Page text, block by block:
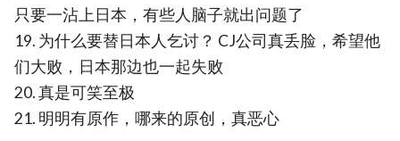
只要一沾上日本，有些人脑子就出问题了
19. 为什么要替日本人乞讨？ CJ公司真丢脸，希望他
们大败，日本那边也一起失败
20. 真是可笑至极
21. 明明有原作，哪来的原创，真恶心